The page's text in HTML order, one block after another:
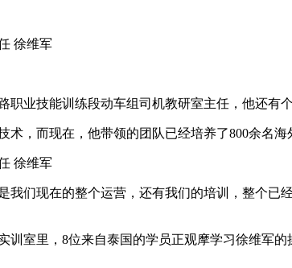
徐维军
业技能训练段动车组司机教研室主任，他还有
而现在，他带领的团队已经培养了800余名海
徐维军
现在的整个运营，还有我们的培训，整个已
室里，8位来自泰国的学员正观摩学习徐维军